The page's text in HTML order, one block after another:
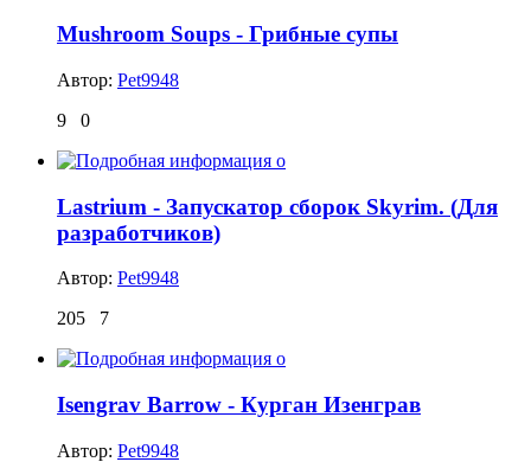
Mushroom Soups - Грибные супы
Автор: Pet9948
9
0
Lastrium - Запускатор сборок Skyrim. (Для
разработчиков)
Автор: Pet9948
205
7
Isengrav Barrow - Курган Изенграв
Автор: Pet9948